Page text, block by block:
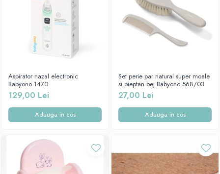
Aspirator nazal electronic
Babyono 1470
129,00 Lei
Adauga in cos
Set perie par natural super moale
si pieptan bej Babyono 568/03
27,00 Lei
Adauga in cos